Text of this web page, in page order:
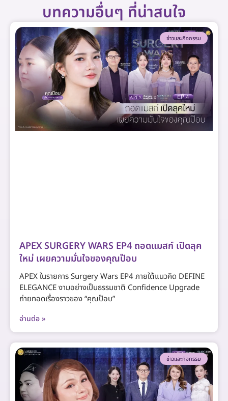
บทความอื่นๆ ที่น่าสนใจ
ข่าวและกิจกรรม
APEX SURGERY WARS EP4 ถอดแมสก์ เปิดลุค
ใหม่ เผยความมั่นใจของคุณป๊อบ
APEX ในรายการ Surgery Wars EP4 ภายใต้แนวคิด DEFINE
ELEGANCE งามอย่างเป็นธรรมชาติ Confidence Upgrade
ถ่ายทอดเรื่องราวของ “คุณป๊อบ”
อ่านต่อ »
ข่าวและกิจกรรม